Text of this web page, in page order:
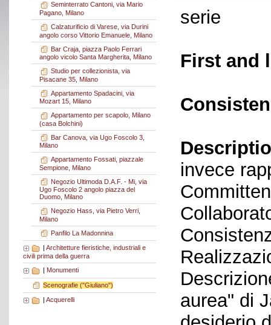
Seminterrato Cantoni, via Mario
Pagano, Milano
Calzaturificio di Varese, via Durini
angolo corso Vittorio Emanuele, Milano
Bar Craja, piazza Paolo Ferrari
angolo vicolo Santa Margherita, Milano
Studio per collezionista, via
Pisacane 35, Milano
Appartamento Spadacini, via
Mozart 15, Milano
Appartamento per scapolo, Milano
(casa Bolchini)
Bar Canova, via Ugo Foscolo 3,
Milano
Appartamento Fossati, piazzale
Sempione, Milano
Negozio Ultimoda D.A.F. - Mi, via
Ugo Foscolo 2 angolo piazza del
Duomo, Milano
Negozio Hass, via Pietro Verri,
Milano
Panfilo La Madonnina
Architetture fieristiche, industriali e
civili prima della guerra
| Monumenti
Scenografie ("Giuliano")
| Acquerelli
serie
First and
invece
aurea" di